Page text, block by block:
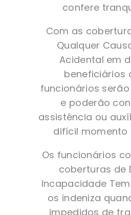
confere
Com as
Qualquer
Acidental em
beneficiários
funcionários
e poderão
assistência ou
difícil momento
Os funcionários
coberturas de
Incapacidade
os indeniza
impedidos de